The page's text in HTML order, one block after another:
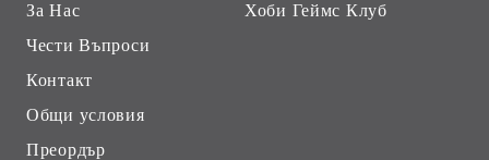
За Нас
Чести Въпроси
Контакт
Общи условия
Преордър
Хоби Геймс Клуб